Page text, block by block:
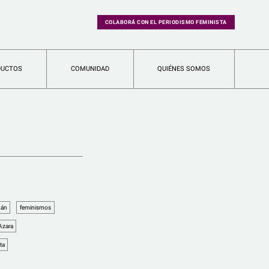
COLABORÁ CON EL PERIODISMO FEMINISTA
COMUNIDAD QUIÉNES SOMOS
feminismos